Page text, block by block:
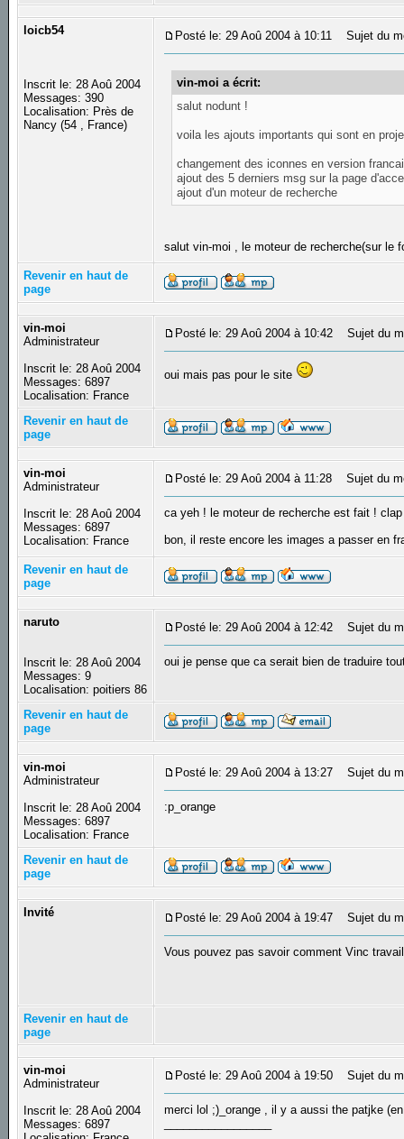
loicb54
Inscrit le: 28 Aoû 2004
Messages: 390
Localisation: Près de
Nancy (54 , France)
Posté le: 29 Aoû 2004 à 10:11 Sujet du
vin-moi a écrit:
salut nodunt !
voila les ajouts importants qui sont en
changement des iconnes en version
ajout des 5 derniers msg sur la page
ajout d'un moteur de recherche
salut vin-moi , le moteur de recherche(sur le
Revenir en haut de
page
vin-moi
Administrateur
Inscrit le: 28 Aoû 2004
Messages: 6897
Localisation: France
Posté le: 29 Aoû 2004 à 10:42 Sujet du
oui mais pas pour le site
Revenir en haut de
page
vin-moi
Administrateur
Inscrit le: 28 Aoû 2004
Messages: 6897
Localisation: France
Posté le: 29 Aoû 2004 à 11:28 Sujet du
ca yeh ! le moteur de recherche est fait !
bon, il reste encore les images a passer en
Revenir en haut de
page
naruto
Inscrit le: 28 Aoû 2004
Messages: 9
Localisation: poitiers 86
Posté le: 29 Aoû 2004 à 12:42 Sujet du
oui je pense que ca serait bien de traduire
Revenir en haut de
page
vin-moi
Administrateur
Inscrit le: 28 Aoû 2004
Messages: 6897
Localisation: France
Posté le: 29 Aoû 2004 à 13:27 Sujet du
:p_orange
Revenir en haut de
page
Invité Posté le: 29 Aoû 2004 à 19:47 Sujet du
Vous pouvez pas savoir comment Vinc
Revenir en haut de
page
vin-moi
Administrateur
Inscrit le: 28 Aoû 2004
Messages: 6897
Posté le: 29 Aoû 2004 à 19:50 Sujet du
merci lol ;)_orange , il y a aussi the patjke